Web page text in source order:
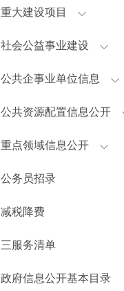
重大建设项目
社会公益事业建设
公共企事业单位信息
公共资源配置信息公开
重点领域信息公开
公务员招录
减税降费
三服务清单
政府信息公开基本目录